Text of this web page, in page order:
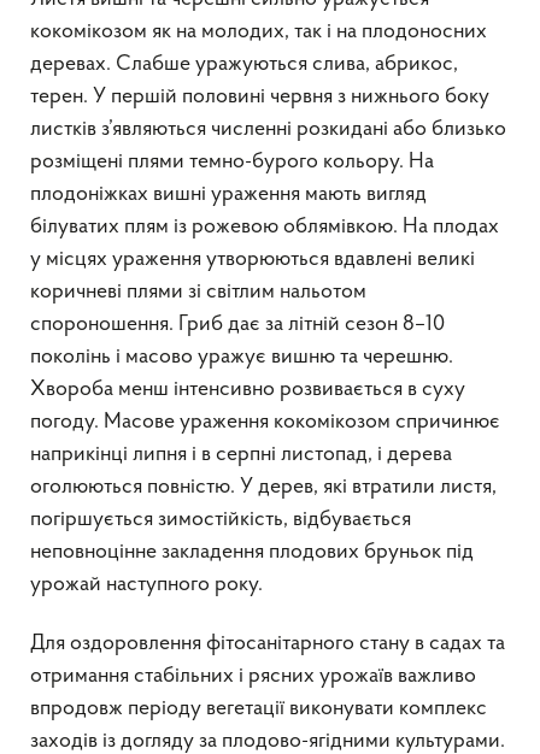
кокомікозом як на молодих, так і на плодоносних
деревах. Слабше уражуються слива, абрикос,
терен. У першій половині червня з нижнього боку
листків з’являються численні розкидані або близько
розміщені плями темно-бурого кольору. На
плодоніжках вишні ураження мають вигляд
білуватих плям із рожевою облямівкою. На плодах
у місцях ураження утворюються вдавлені великі
коричневі плями зі світлим нальотом
спороношення. Гриб дає за літній сезон 8–10
поколінь і масово уражує вишню та черешню.
Хвороба менш інтенсивно розвивається в суху
погоду. Масове ураження кокомікозом спричинює
наприкінці липня і в серпні листопад, і дерева
оголюються повністю. У дерев, які втратили листя,
погіршується зимостійкість, відбувається
неповноцінне закладення плодових бруньок під
урожай наступного року.
Для оздоровлення фітосанітарного стану в садах та
отримання стабільних і рясних урожаїв важливо
впродовж періоду вегетації виконувати комплекс
заходів із догляду за плодово-ягідними культурами.